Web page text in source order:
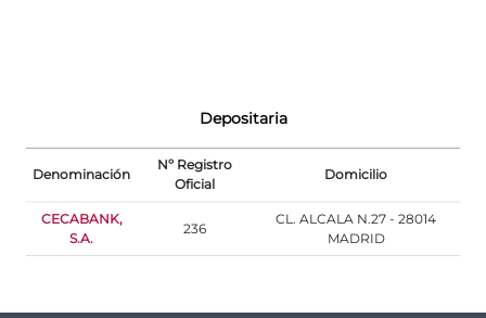
Depositaria
Denominación
Nº Registro
Oficial
Domicilio
CECABANK,
S.A.
236
CL. ALCALA N.27 - 28014
MADRID